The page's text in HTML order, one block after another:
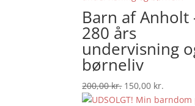
Barn af Anholt
280 års
undervisning
børneliv
200,00kr. Den
oprindelige
150,00 kr.